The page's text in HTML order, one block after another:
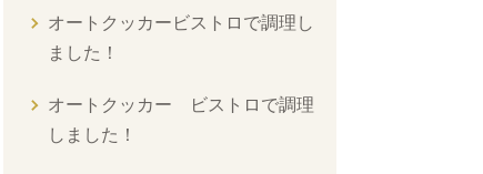
オートクッカービストロで調理し
ました！
オートクッカー ビストロで調理
しました！